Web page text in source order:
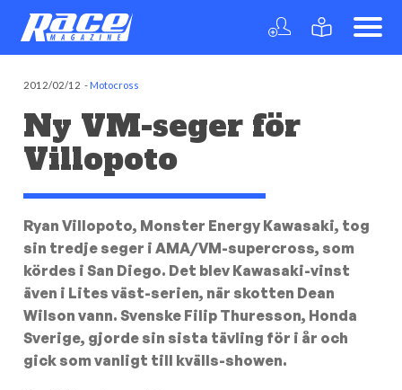
2012/02/12 -Motocross
Ny VM-seger för
Villopoto
Ryan Villopoto, Monster Energy Kawasaki, tog
sin tredje seger i AMA/VM-supercross, som
kördes i San Diego. Det blev Kawasaki-vinst
även i Lites väst-serien, när skotten Dean
Wilson vann. Svenske Filip Thuresson, Honda
Sverige, gjorde sin sista tävling för i år och
gick som vanligt till kvälls-showen.